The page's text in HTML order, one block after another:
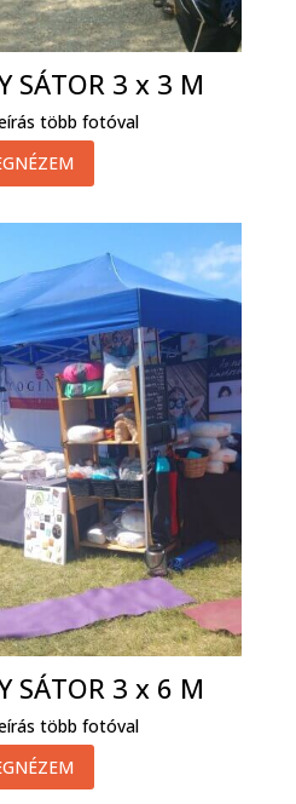
SÁTOR 3 x 3 M
több fotóval
SÁTOR 3 x 6 M
több fotóval